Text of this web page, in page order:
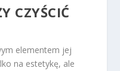
CZYŚCIĆ
elementem jej
na estetykę, ale